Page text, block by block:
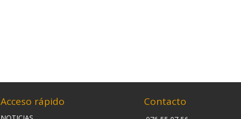
Acceso rápido Contacto